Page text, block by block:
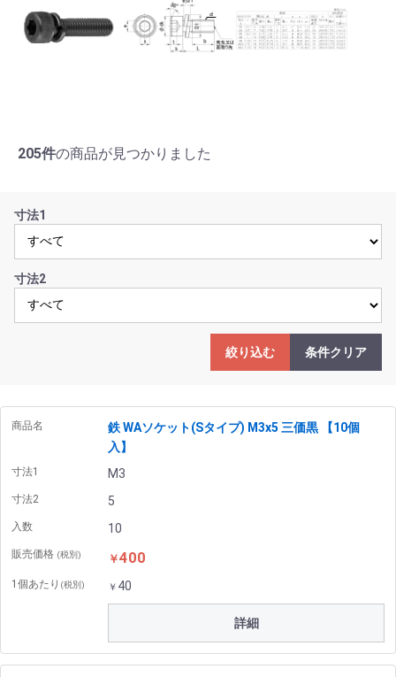
205件の商品が見つかりました
寸法1
寸法2
絞り込む 条件クリア
商品名
鉄 WAソケット(Sタイプ) M3x5 三価黒 【10個
入】
寸法1 M3
寸法2 5
入数 10
販売価格 (税別) ￥400
1個あたり (税別) ￥ 40
詳細